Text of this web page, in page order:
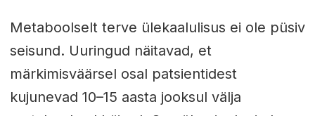
Metaboolselt terve ülekaalulisus ei ole püsiv
seisund. Uuringud näitavad, et
märkimisväärsel osal patsientidest
kujunevad 10–15 aasta jooksul välja